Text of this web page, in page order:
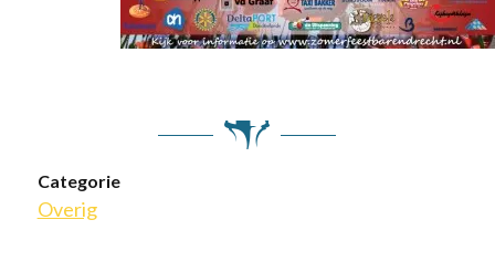
Categorie
Overig